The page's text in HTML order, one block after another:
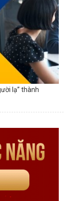
lạ” thành